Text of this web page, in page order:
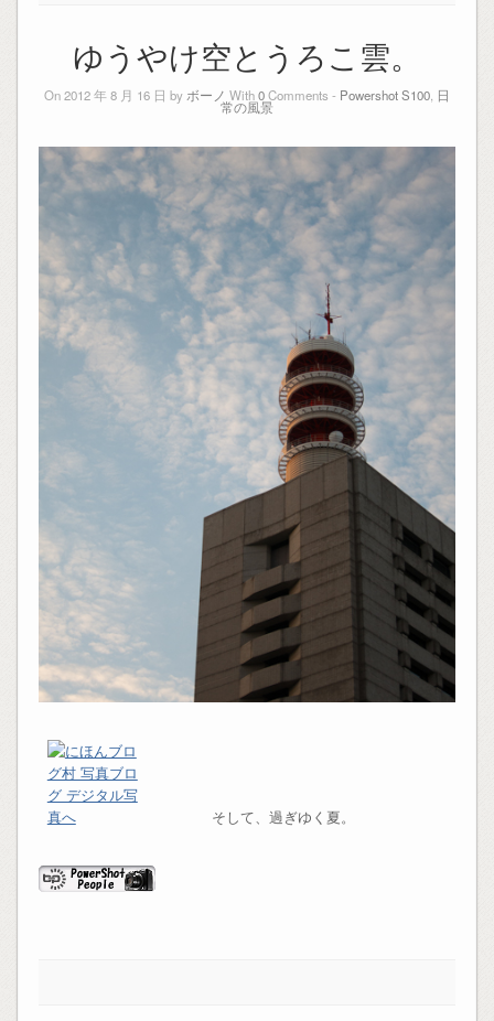
ゆうやけ空とうろこ雲。
On 2012 年 8 月 16 日 by ボーノ With0Comments - Powershot S100 日
常の風景
そして、過ぎゆく夏。